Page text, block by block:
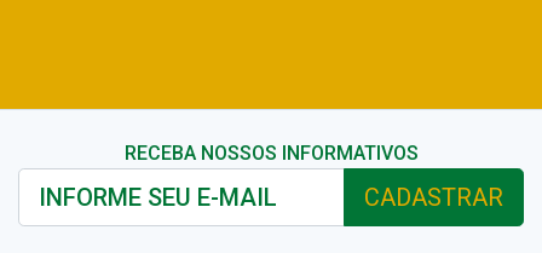
RECEBA NOSSOS INFORMATIVOS
CADASTRAR